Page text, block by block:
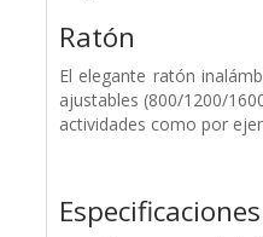
Ratón
El elegante ratón
ajustables (800/1200/
actividades como por
Especificaciones